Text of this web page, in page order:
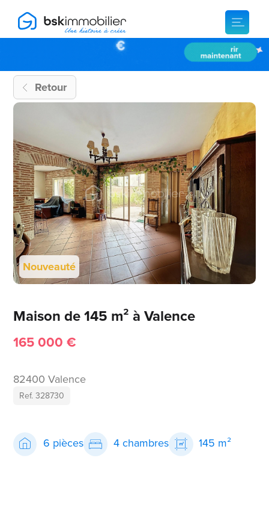
Retour
Nouveauté
Maison de 145 m² à Valence
165 000 €
82400 Valence
Ref. 328730
6 pièces 4 chambres 145 m²